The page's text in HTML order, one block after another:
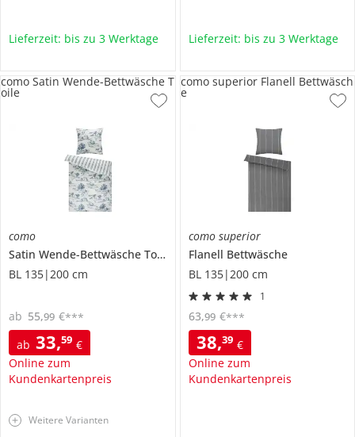
Lieferzeit: bis zu 3 Werktage Lieferzeit: bis zu 3 Werktage
como
Satin Wende-Bettwäsche Toile
BL 135|200 cm
ab 33,59 €
Online zum
Kundenkartenpreis
ab 55,99 €***
como Satin Wende-Bettwäsche T
oile
Weitere Varianten
como superior
Flanell Bettwäsche
BL 135|200 cm
1
38,39 €
Online zum
Kundenkartenpreis
63,99 €***
como superior Flanell Bettwäsch
e